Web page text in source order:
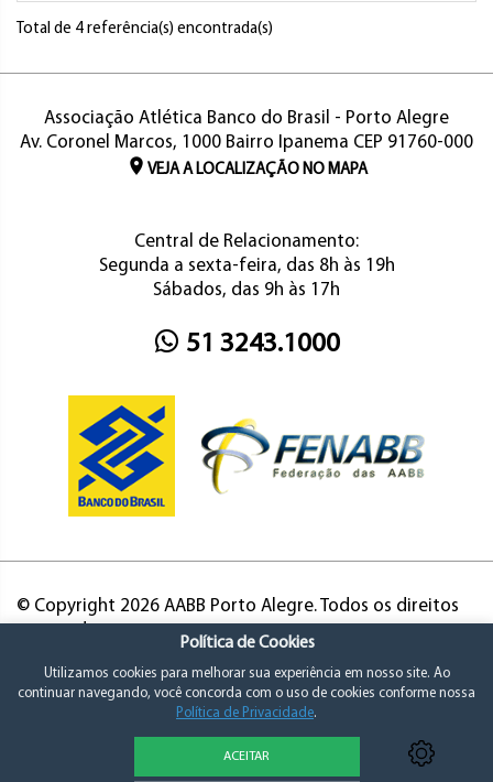
Total de 4 referência(s) encontrada(s)
Associação Atlética Banco do Brasil - Porto Alegre
Av. Coronel Marcos, 1000 Bairro Ipanema CEP 91760-000
VEJA A LOCALIZAÇÃO NO MAPA
Central de Relacionamento:
Segunda a sexta-feira, das 8h às 19h
Sábados, das 9h às 17h
51 3243.1000
© Copyright 2026 AABB Porto Alegre. Todos os direitos
Política de Cookies
Utilizamos cookies para melhorar sua experiência em nosso site. Ao
continuar navegando, você concorda com o uso de cookies conforme nossa
Política de Privacidade.
ACEITAR